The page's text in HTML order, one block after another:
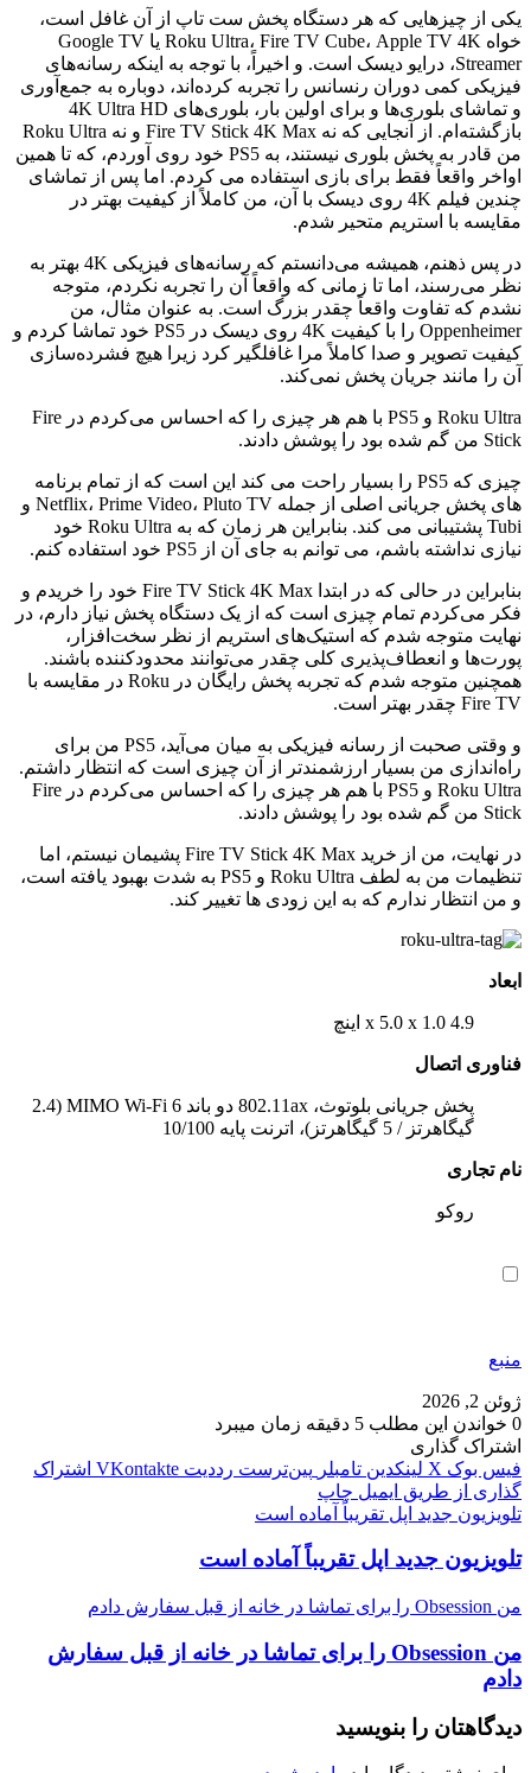
یکی از چیزهایی که هر دستگاه پخش ست تاپ از آن غافل است،
خواه Roku Ultra، Fire TV Cube، Apple TV 4K یا Google TV
Streamer، درایو دیسک است. و اخیراً، با توجه به اینکه رسانه‌های
فیزیکی کمی دوران رنسانس را تجربه کرده‌اند، دوباره به جمع‌آوری
و تماشای بلوری‌ها و برای اولین بار، بلوری‌های 4K Ultra HD
بازگشته‌ام. از آنجایی که نه Fire TV Stick 4K Max و نه Roku Ultra
من قادر به پخش بلوری نیستند، به PS5 خود روی آوردم، که تا همین
اواخر واقعاً فقط برای بازی استفاده می کردم. اما پس از تماشای
چندین فیلم 4K روی دیسک با آن، من کاملاً از کیفیت بهتر در
مقایسه با استریم متحیر شدم.
در پس ذهنم، همیشه می‌دانستم که رسانه‌های فیزیکی 4K بهتر به
نظر می‌رسند، اما تا زمانی که واقعاً آن را تجربه نکردم، متوجه
نشدم که تفاوت واقعاً چقدر بزرگ است. به عنوان مثال، من
Oppenheimer را با کیفیت 4K روی دیسک در PS5 خود تماشا کردم و
کیفیت تصویر و صدا کاملاً مرا غافلگیر کرد زیرا هیچ فشرده‌سازی
آن را مانند جریان پخش نمی‌کند.
Roku Ultra و PS5 با هم هر چیزی را که احساس می‌کردم در Fire
Stick من گم شده بود را پوشش دادند.
چیزی که PS5 را بسیار راحت می کند این است که از تمام برنامه
های پخش جریانی اصلی از جمله Netflix، Prime Video، Pluto TV و
Tubi پشتیبانی می کند. بنابراین هر زمان که به Roku Ultra خود
نیازی نداشته باشم، می توانم به جای آن از PS5 خود استفاده کنم.
بنابراین در حالی که در ابتدا Fire TV Stick 4K Max خود را خریدم و
فکر می‌کردم تمام چیزی است که از یک دستگاه پخش نیاز دارم، در
نهایت متوجه شدم که استیک‌های استریم از نظر سخت‌افزار،
پورت‌ها و انعطاف‌پذیری کلی چقدر می‌توانند محدودکننده باشند.
همچنین متوجه شدم که تجربه پخش رایگان در Roku در مقایسه با
Fire TV چقدر بهتر است.
و وقتی صحبت از رسانه فیزیکی به میان می‌آید، PS5 من برای
راه‌اندازی من بسیار ارزشمندتر از آن چیزی است که انتظار داشتم.
Roku Ultra و PS5 با هم هر چیزی را که احساس می‌کردم در Fire
Stick من گم شده بود را پوشش دادند.
در نهایت، من از خرید Fire TV Stick 4K Max پشیمان نیستم، اما
تنظیمات من به لطف Roku Ultra و PS5 به شدت بهبود یافته است،
و من انتظار ندارم که به این زودی ها تغییر کند.
ابعاد
4.9 x 5.0 x 1.0 اینچ
فناوری اتصال
پخش جریانی بلوتوث، 802.11ax دو باند MIMO Wi-Fi 6 (2.4
گیگاهرتز / 5 گیگاهرتز)، اترنت پایه 10/100
نام تجاری
روکو
منبع
ژوئن 2, 2026
0 خواندن این مطلب 5 دقیقه زمان میبرد
اشتراک گذاری
فیس بوک X لینکدین ‫تامبلر ‫پین‌ترست ‫رددیت ‫VKontakte اشتراک
گذاری از طریق ایمیل چاپ
تلویزیون جدید اپل تقریباً آماده است
تلویزیون جدید اپل تقریباً آماده است
من Obsession را برای تماشا در خانه از قبل سفارش دادم
من Obsession را برای تماشا در خانه از قبل سفارش
دادم
دیدگاهتان را بنویسید